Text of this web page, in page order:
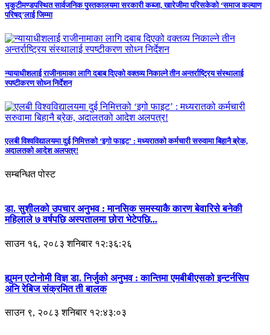
भृकुटीमण्डपस्थित सार्वजनिक पुस्तकालयमा सरकारी कब्जा, खारेजीमा परिसकेको ‘समाज कल्याण
परिषद्’लाई जिम्मा
न्यायाधीशलाई राजीनामाका लागि दबाब दिएको वक्तव्य निकाल्ने तीन अन्तर्राष्ट्रिय संस्थालाई
स्पष्टीकरण सोध्न निर्देशन
एलबी विश्वविद्यालयमा दुई निमित्तको ‘इगो फाइट’ : मध्यरातको कर्मचारी सरुवामा बिहानै ब्रेक,
अदालतको आदेश अलपत्र!
सम्बन्धित पोस्ट
डा. सुशीलको उपचार अनुभव : मानसिक समस्याकै कारण बेवारिसे बनेकी
महिलाले ७ वर्षपछि अस्पतालमा छोरा भेटेपछि...
साउन १६, २०८३ शनिबार १२:३६:२६
ह्युमन एटोनोमी विज्ञ डा. निर्जुको अनुभव : कान्तिमा एमबीबीएसको इन्टर्नसिप
अनि रेबिज संक्रमित ती बालक
साउन ९, २०८३ शनिबार १२:४३:०३